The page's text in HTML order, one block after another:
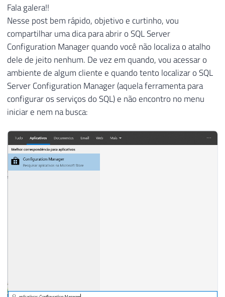
Fala galera!!
Nesse post bem rápido, objetivo e curtinho, vou
compartilhar uma dica para abrir o SQL Server
Configuration Manager quando você não localiza o atalho
dele de jeito nenhum. De vez em quando, vou acessar o
ambiente de algum cliente e quando tento localizar o SQL
Server Configuration Manager (aquela ferramenta para
configurar os serviços do SQL) e não encontro no menu
iniciar e nem na busca: